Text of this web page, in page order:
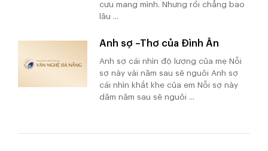
cưu mang mình. Nhưng rồi chẳng bao
lâu ...
Anh sợ –Thơ của Đình Ân
Anh sợ cái nhìn độ lượng của mẹ Nỗi
sợ này vài năm sau sẽ nguôi Anh sợ
cái nhìn khắt khe của em Nỗi sợ này
dăm năm sau sẽ nguôi ...